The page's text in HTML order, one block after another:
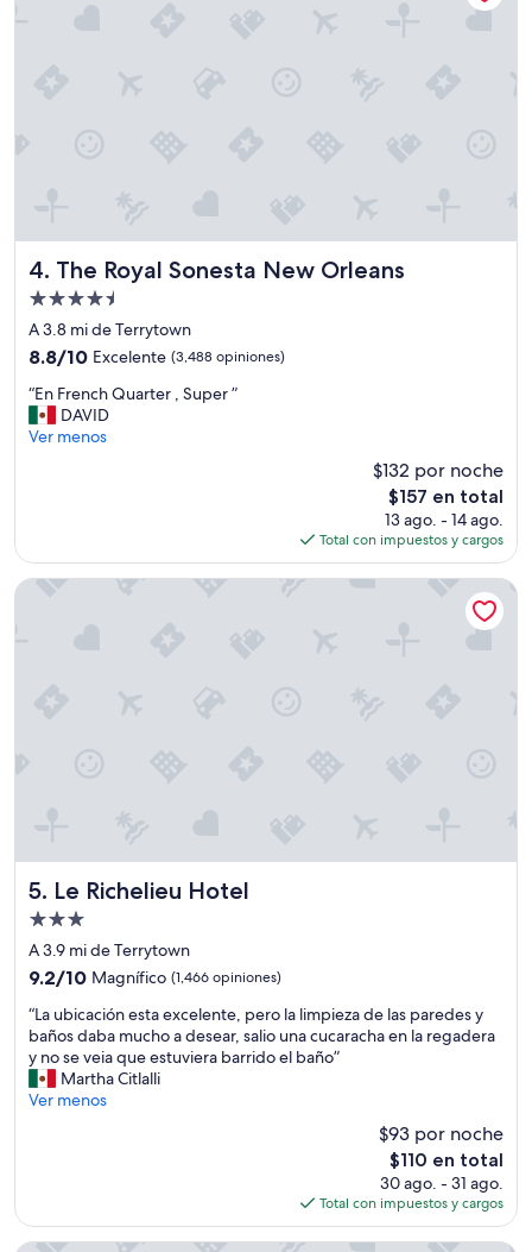
4. The Royal Sonesta New Orleans
The Royal Sonesta New Orleans
Propiedad
de
4.5
A 3.8 mi de Terrytown
8.8
10,
Excelente,
(3,488
8.8/10 Excelente (3,488 opiniones)
“
E
n
h
Q
”
“En French Quarter , Super ”
DAVID
Ver menos
$132 por noche
El
precio
actual
es
de
$157 en total
13 ago. - 14 ago.
Total con impuestos y cargos
5. Le Richelieu Hotel
Le Richelieu Hotel
Propiedad
de
3.0
estrellas
A 3.9 mi de Terrytown
9.2
10,
Magnífico,
(1,466
opiniones)
9.2/10 Magnífico (1,466 opiniones)
“
L
a
u
b
ó
“La ubicación esta excelente, pero la limpieza de las paredes y
baños daba mucho a desear, salio una cucaracha en la regadera
y no se veia que estuviera barrido el baño”
Martha Citlalli
Ver menos
$93 por noche
El
precio
actual
es
de
$110 en total
30 ago. - 31 ago.
Total con impuestos y cargos
Le Richelieu Hotel